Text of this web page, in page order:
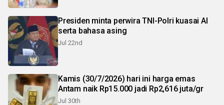
Presiden minta perwira TNI-Polri kuasai AI
serta bahasa asing
Jul 22nd
Kamis (30/7/2026) hari ini harga emas
Antam naik Rp15.000 jadi Rp2,616 juta/gr
Jul 30th